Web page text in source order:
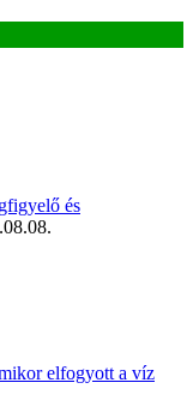
és
elfogyott a víz